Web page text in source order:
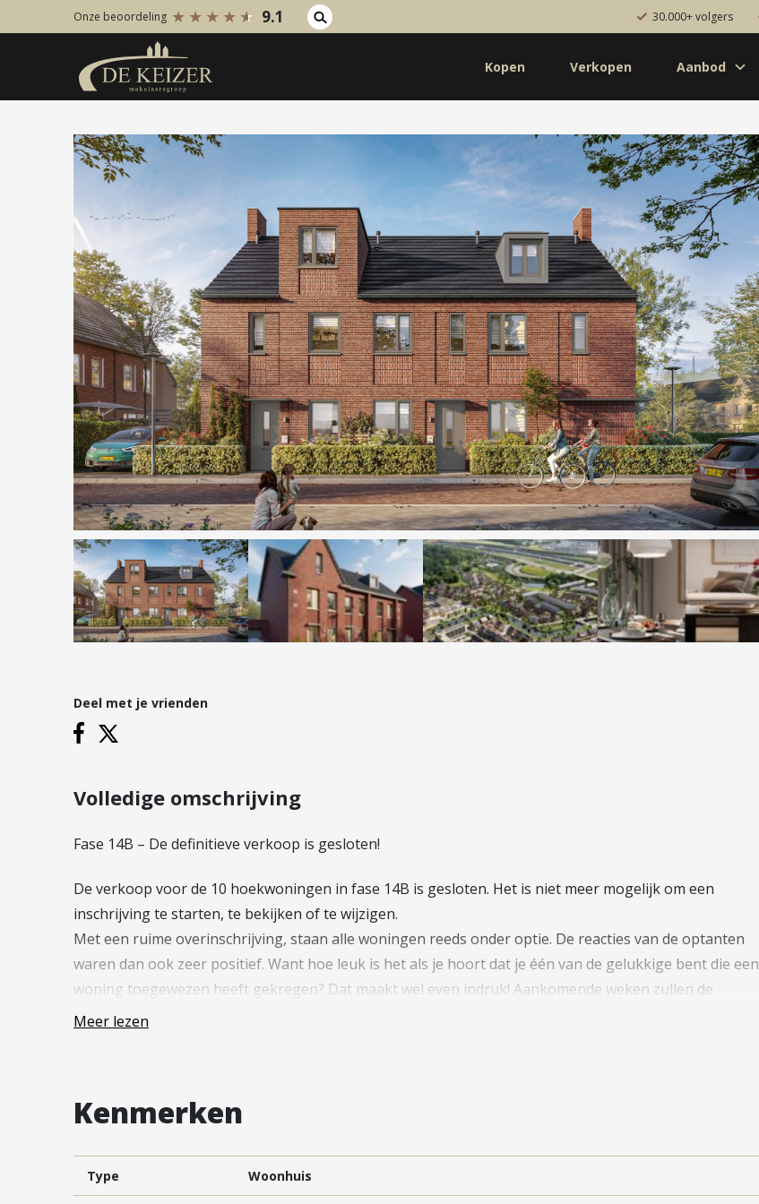
Koopaanbod
Bestaande bouw
Nieuwbouw
Bedrijfsaanbod
Huuraanbod
Nieuwbouw
Bedrijfsaanbod
Diensten
Kopen
Verkopen
Huren
Verhuren
Taxeren
Verzekeren
Hypotheken
Hypotheekadvies
Hypotheek oversluiten
Hypotheek verhogen
Starterslening
Financiële check
Banken
Duurzame hypotheek
Reviews Contact
Vestigingen
Vestiging Vleuten-De Meern en
Leidsche Rijn
Vestiging Vianen
Vestiging Maarssen
Onze beoordeling 9.1 30.000+ volgers
Kopen Verkopen Aanbod
Deel met je vrienden
Volledige omschrijving
Fase 14B – De definitieve verkoop is gesloten!
De verkoop voor de 10 hoekwoningen in fase 14B is gesloten. Het is niet meer mogelijk om een
inschrijving te starten, te bekijken of te wijzigen.
Met een ruime overinschrijving, staan alle woningen reeds onder optie. De reacties van de optanten
waren dan ook zeer positief. Want hoe leuk is het als je hoort dat je één van de gelukkige bent die een
woning toegewezen heeft gekregen? Dat maakt wel even indruk! Aankomende weken zullen de
gesprekken met de optanten plaatsvinden.
Wil jij op de hoogte blijven van de laatste ontwikkelingen in Rijnvliet? Schrijf je dan in voor de
Rijnvliet blijft enorm populair en is nog steeds in ontwikkeling mede dankzij vele betrokken bewoners.
Meer lezen
Kenmerken
Type Woonhuis